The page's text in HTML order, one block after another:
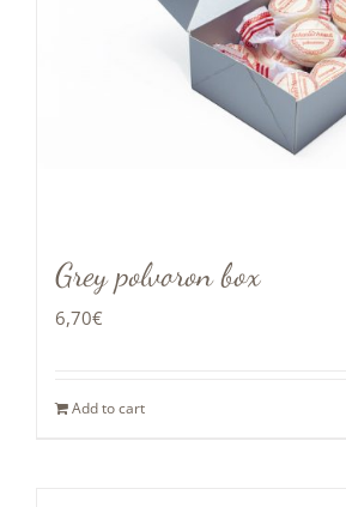
Grey polvoron box
6,70€
Add to cart